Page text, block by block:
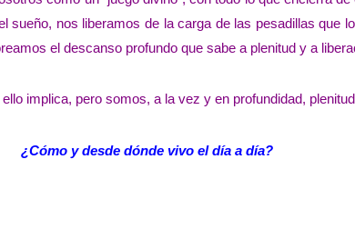
sueño, nos liberamos de la carga de las pesadillas que
el descanso profundo que sabe a plenitud y a
implica, pero somos, a la vez y en profundidad,
¿Cómo y desde dónde vivo el día a día?